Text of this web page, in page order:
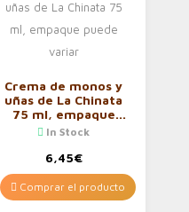
Crema de monos y
uñas de La Chinata
75 ml, empaque
puede variar
In Stock
6,45€
Comprar el producto